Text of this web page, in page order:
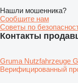
Нашли мошенника?
Сообщите нам
Советы по
Контакты
Gruma Nutzfahrzeuge
Верифицированный